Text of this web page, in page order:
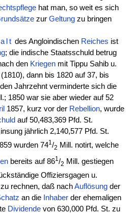
hat man, so weit es sich
zur Geltungzu bringen
des Angloindischen Reiches ist
; die indische Staatsschuld betrug
den Kriegenmit Tippu Sahib u.
dann bis 1820 auf 37, bis
Jahrzehnt verminderte sich die
1850 war sie aber wieder auf 52
1857, kurz vor der Rebellion, wurde
auf 50,483,369 Pfd. St.
jährlich 2,140,577 Pfd. St.
wurden 741/2 Mill. notirt, welche
bereits auf 861/2 Mill. gestiegen
Offiziersgagen u.
rechnen, daß nachAuflösungder
an die Inhaberder ehemaligen
Dividendevon 630,000 Pfd. St. zu